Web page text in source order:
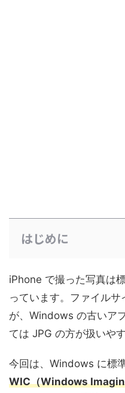
はじめに
iPhone で撮った写真は
っています。ファイル
が、Windows の古いア
ては JPG の方が扱いや
今回は、Windows に標
WIC（Windows